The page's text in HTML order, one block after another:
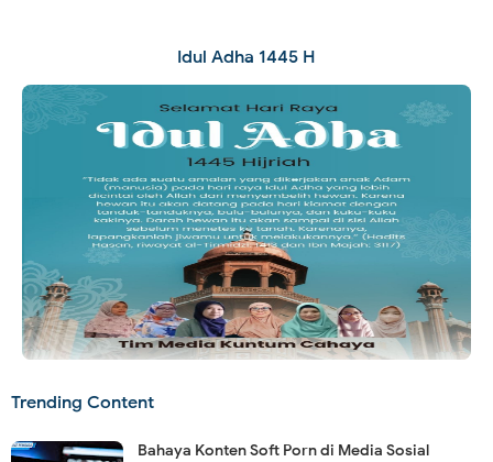
Idul Adha 1445 H
Trending Content
Bahaya Konten Soft Porn di Media Sosial